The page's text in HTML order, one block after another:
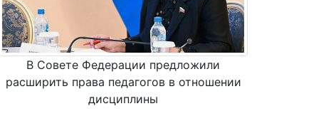
В Совете Федерации предложили
расширить права педагогов в отношении
дисциплины